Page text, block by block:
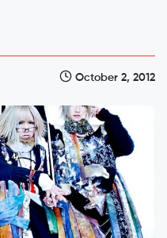
October 2, 2012